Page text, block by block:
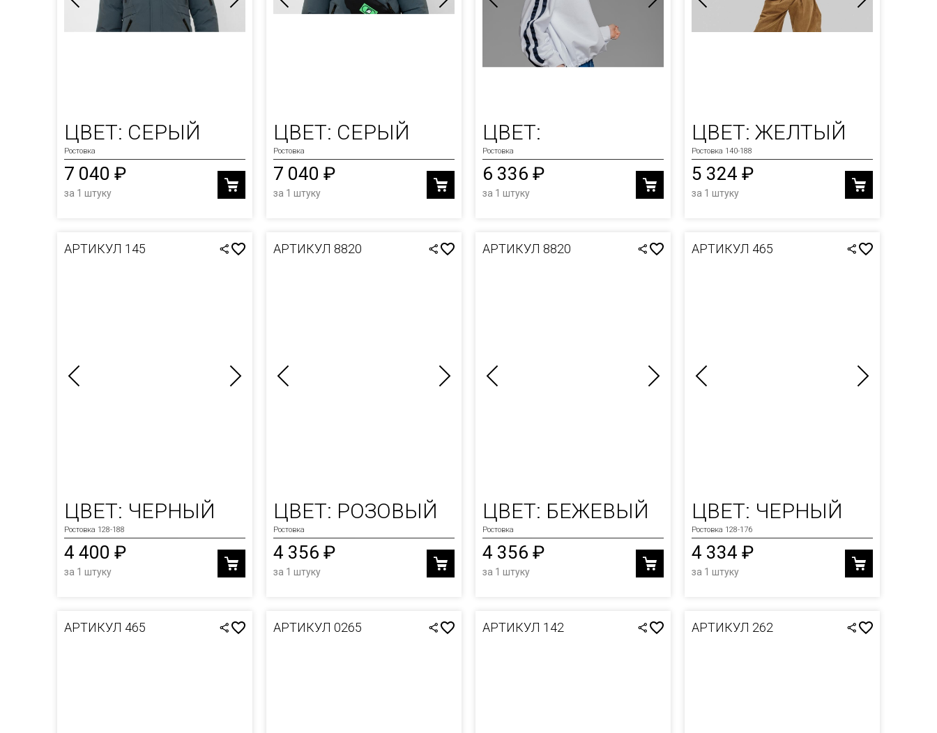
ЦВЕТ: СЕРЫЙ
Ростовка
7 040 ₽
за 1 штуку
ЦВЕТ: СЕРЫЙ
Ростовка
7 040 ₽
за 1 штуку
ЦВЕТ:
Ростовка
6 336 ₽
за 1 штуку
ЦВЕТ: ЖЕЛТЫЙ
Ростовка 140-188
5 324 ₽
за 1 штуку
АРТИКУЛ 145
ЦВЕТ: ЧЕРНЫЙ
Ростовка 128-188
4 400 ₽
за 1 штуку
АРТИКУЛ 8820
ЦВЕТ: РОЗОВЫЙ
Ростовка
4 356 ₽
за 1 штуку
АРТИКУЛ 8820
ЦВЕТ: БЕЖЕВЫЙ
Ростовка
4 356 ₽
за 1 штуку
АРТИКУЛ 465
ЦВЕТ: ЧЕРНЫЙ
Ростовка 128-176
4 334 ₽
за 1 штуку
АРТИКУЛ 465 АРТИКУЛ 0265 АРТИКУЛ 142 АРТИКУЛ 262